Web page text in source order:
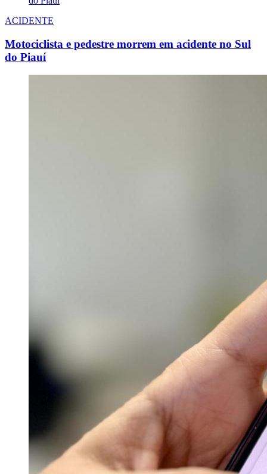
ACIDENTE
Motociclista e pedestre morrem em acidente no Sul
do Piauí